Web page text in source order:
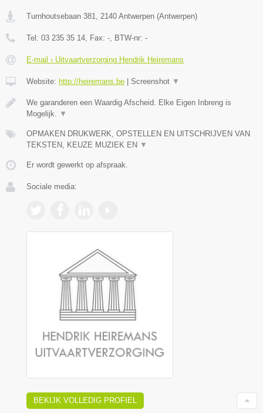
Turnhoutsebaan 381 2140 Antwerpen (Antwerpen)
Tel: 03 235 35 14 , Fax: - , BTW-nr: -
E-mail › Uitvaartverzorging Hendrik Heiremans
Website: http://heiremans.be Screenshot ▼
We garanderen een Waardig Afscheid. Elke Eigen Inbreng is
Mogelijk.
▼
OPMAKEN DRUKWERK, OPSTELLEN EN UITSCHRIJVEN VAN
TEKSTEN, KEUZE MUZIEK EN ▼
Er wordt gewerkt op afspraak.
Sociale media:
BEKIJK VOLLEDIG PROFIEL